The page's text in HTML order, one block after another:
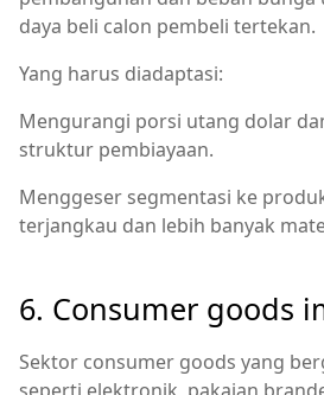
daya beli calon pembeli tertekan.
Yang harus diadaptasi:
Mengurangi porsi utang dolar
struktur pembiayaan.
Menggeser segmentasi ke
terjangkau dan lebih banyak
6. Consumer goods
Sektor consumer goods yang